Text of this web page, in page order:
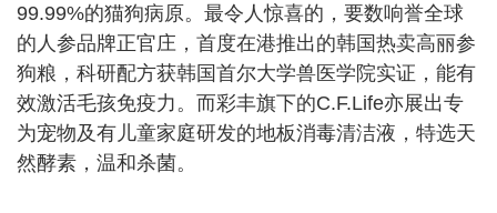
99.99%的猫狗病原。最令人惊喜的，要数响誉全球
的人参品牌正官庄，首度在港推出的韩国热卖高丽参
狗粮，科研配方获韩国首尔大学兽医学院实证，能有
效激活毛孩免疫力。而彩丰旗下的C.F.Life亦展出专
为宠物及有儿童家庭研发的地板消毒清洁液，特选天
然酵素，温和杀菌。